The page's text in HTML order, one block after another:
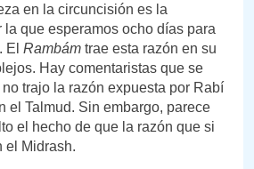
en la circuncisión es la
la que esperamos ocho días para
El Rambám trae esta razón en su
Hay comentaristas que se
trajo la razón expuesta por Rabí
el Talmud. Sin embargo, parece
el hecho de que la razón que si
el Midrash.